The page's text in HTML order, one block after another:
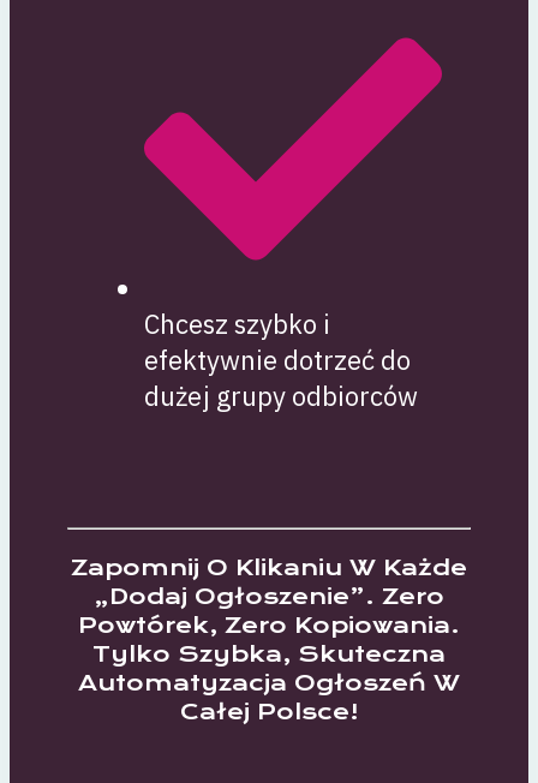
Chcesz szybko i
efektywnie dotrzeć do
dużej grupy odbiorców
Zapomnij O Klikaniu W Każde
„dodaj Ogłoszenie”. Zero
Powtórek, Zero Kopiowania.
Tylko Szybka, Skuteczna
Automatyzacja Ogłoszeń W
Całej Polsce!